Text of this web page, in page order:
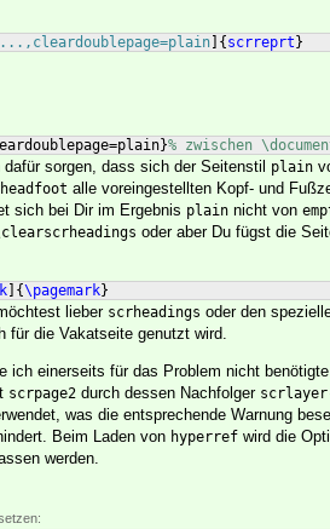
...,cleardoublepage=plain { scrreprt }
}% zwischen
sorgen, dass sich der Seitenstil plain
alle voreingestellten Kopf- und
sich bei Dir im Ergebnis plain nicht von
oder aber Du fügst die
{\pagemark}
lieber scrheadings oder den
für die Vakatseite genutzt wird.
ich einerseits für das Problem nicht
scrpage2 durch dessen Nachfolger
was die entsprechende Warnung
Beim Laden von hyperref wird die
werden.